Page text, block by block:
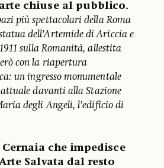
chiuse al pubblico.
più spettacolari della Roma
dell’Artemide di Ariccia e
sulla Romanità, allestita
con la riapertura
un ingresso monumentale
davanti alla Stazione
degli Angeli, l’edificio di
che impedisce
Salvata dal resto